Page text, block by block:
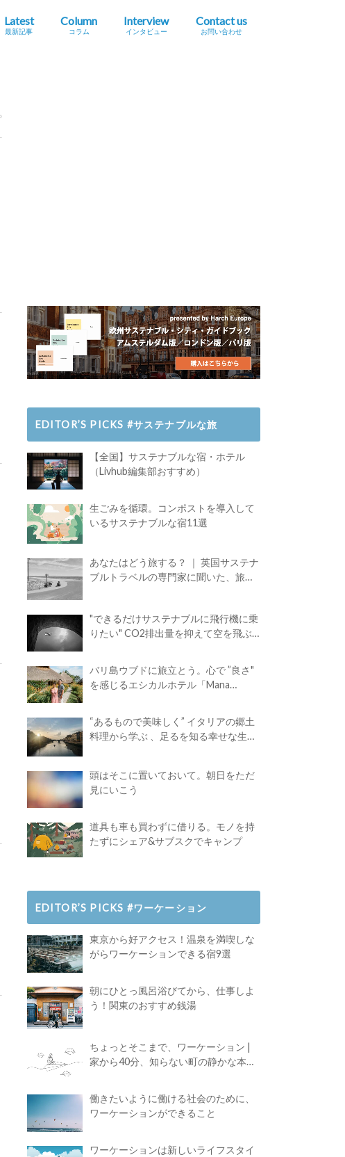
Latest
最新記事
Column
コラム
Interview
インタビュー
Contact us
お問い合わせ
EDITOR’S PICKS #サステナブルな旅
【全国】サステナブルな宿・ホテル
（Livhub編集部おすすめ）
生ごみを循環。コンポストを導入して
いるサステナブルな宿11選
あなたはどう旅する？ ｜ 英国サステナ
ブルトラベルの専門家に聞いた、旅の
"できるだけサステナブルに飛行機に乗
りたい" CO2排出量を抑えて空を飛ぶ
バリ島ウブドに旅立とう。心で ”良さ"
を感じるエシカルホテル「Mana
“あるもので美味しく” イタリアの郷土
料理から学ぶ 、足るを知る幸せな生き
頭はそこに置いておいて。朝日をただ
見にいこう
道具も車も買わずに借りる。モノを持
たずにシェア&サブスクでキャンプ
EDITOR’S PICKS #ワーケーション
東京から好アクセス！温泉を満喫しな
がらワーケーションできる宿9選
朝にひとっ風呂浴びてから、仕事しよ
う！関東のおすすめ銭湯
ちょっとそこまで、ワーケーション |
家から40分、知らない町の静かな本屋
働きたいように働ける社会のために、
ワーケーションができること
ワーケーションは新しいライフスタイ